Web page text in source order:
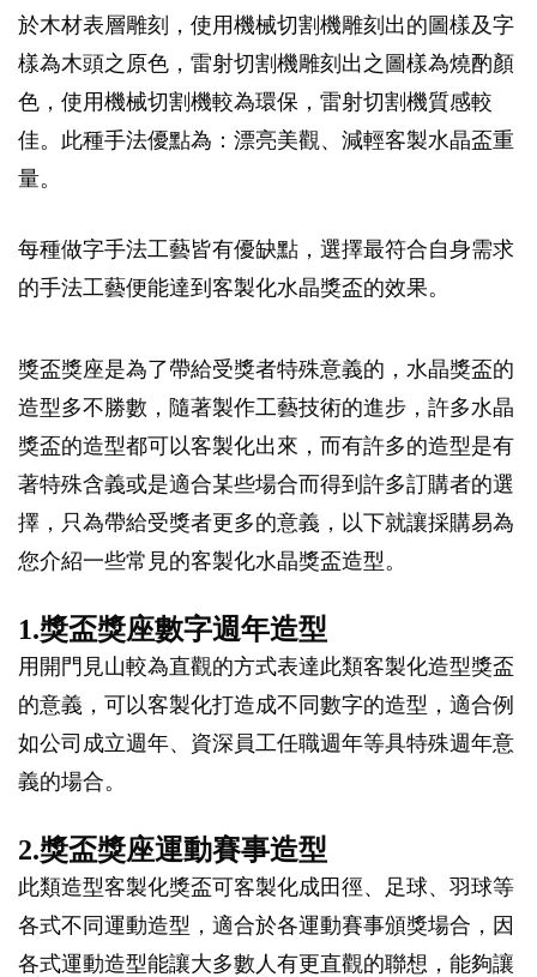
於木材表層雕刻，使用機械切割機雕刻出的圖樣及字
樣為木頭之原色，雷射切割機雕刻出之圖樣為燒酌顏
色，使用機械切割機較為環保，雷射切割機質感較
佳。此種手法優點為：漂亮美觀、減輕客製水晶盃重
量。
每種做字手法工藝皆有優缺點，選擇最符合自身需求
的手法工藝便能達到客製化水晶獎盃的效果。
獎盃獎座是為了帶給受獎者特殊意義的，水晶獎盃的
造型多不勝數，隨著製作工藝技術的進步，許多水晶
獎盃的造型都可以客製化出來，而有許多的造型是有
著特殊含義或是適合某些場合而得到許多訂購者的選
擇，只為帶給受獎者更多的意義，以下就讓採購易為
您介紹一些常見的客製化水晶獎盃造型。
1.獎盃獎座數字週年造型
用開門見山較為直觀的方式表達此類客製化造型獎盃
的意義，可以客製化打造成不同數字的造型，適合例
如公司成立週年、資深員工任職週年等具特殊週年意
義的場合。
2.獎盃獎座運動賽事造型
此類造型客製化獎盃可客製化成田徑、足球、羽球等
各式不同運動造型，適合於各運動賽事頒獎場合，因
各式運動造型能讓大多數人有更直觀的聯想，能夠讓